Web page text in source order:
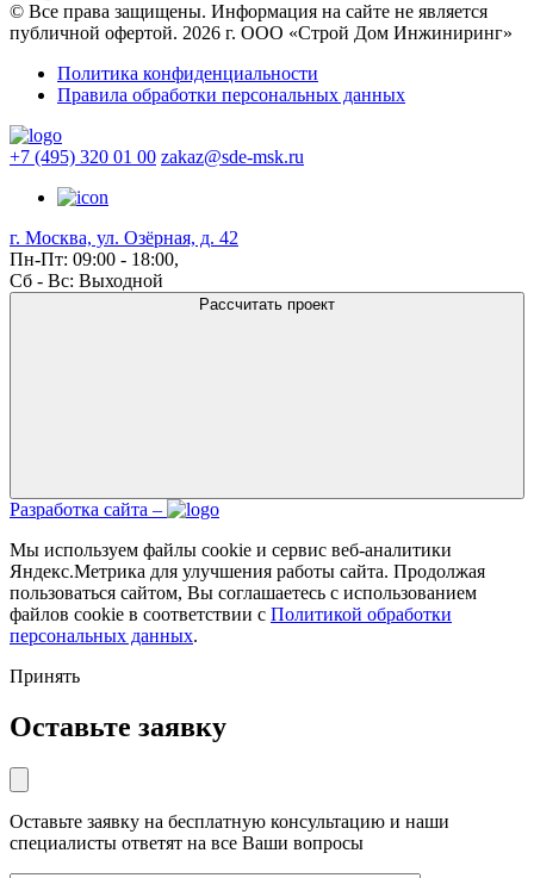
© Все права защищены. Информация на сайте не является
публичной офертой. 2026 г. ООО «Строй Дом Инжиниринг»
Политика конфиденциальности
Правила обработки персональных данных
+7 (495) 320 01 00 zakaz@sde-msk.ru
г. Москва, ул. Озёрная, д. 42
Пн-Пт: 09:00 - 18:00,
Сб - Вс: Выходной
Рассчитать проект
Разработка сайта –
Мы используем файлы cookie и сервис веб-аналитики
Яндекс.Метрика для улучшения работы сайта. Продолжая
пользоваться сайтом, Вы соглашаетесь с использованием
файлов cookie в соответствии с Политикой обработки
персональных данных.
Принять
Оставьте заявку
Оставьте заявку на бесплатную консультацию и наши
специалисты ответят на все Ваши вопросы